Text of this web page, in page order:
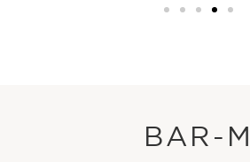
BAR-M